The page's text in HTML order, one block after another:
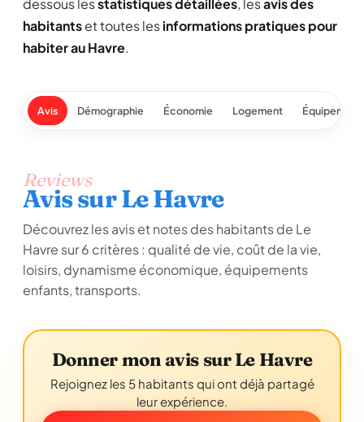
dessous lesstatistiques détaillées, lesavis des
habitantset toutes lesinformations pratiques pour
habiter au Havre.
Avis Démographie Économie Logement
Reviews
Avis sur Le Havre
Découvrez les avis et notes des habitants de Le
Havre sur 6 critères : qualité de vie, coût de la vie,
loisirs, dynamisme économique, équipements
enfants, transports.
Donner mon avis sur Le Havre
Rejoignez les 5 habitants qui ont déjà partagé
leur expérience.